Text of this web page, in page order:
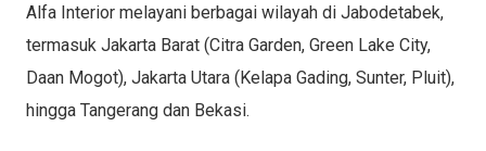
Alfa Interior melayani berbagai wilayah di Jabodetabek,
termasuk Jakarta Barat (Citra Garden, Green Lake City,
Daan Mogot), Jakarta Utara (Kelapa Gading, Sunter, Pluit),
hingga Tangerang dan Bekasi.